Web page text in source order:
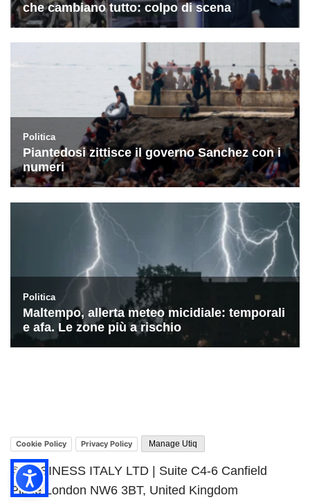
Cookie Policy Privacy Policy Manage Utiq
© BUSINESS ITALY LTD | Suite C4-6 Canfield
Place London NW6 3BT, United Kingdom